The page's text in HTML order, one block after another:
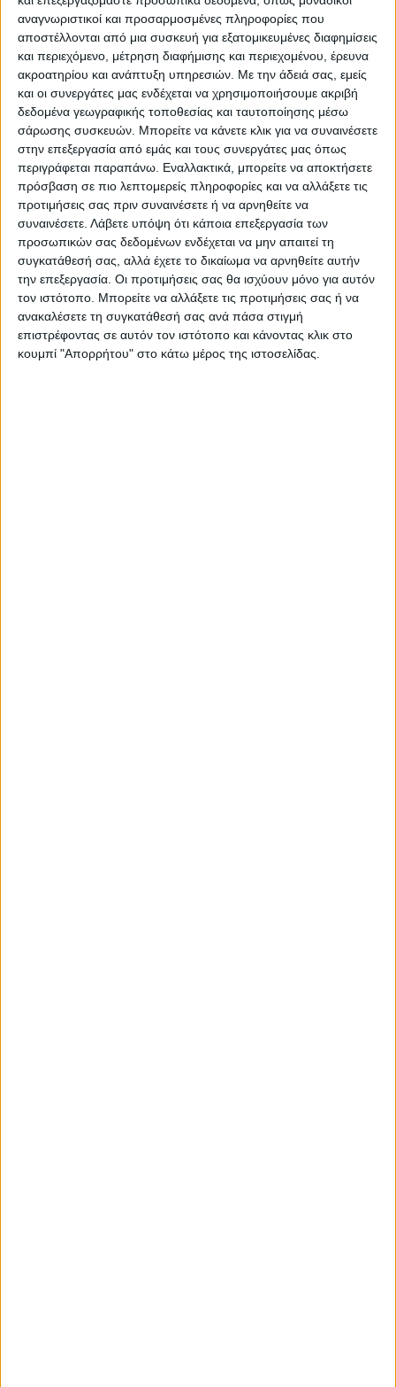
αναγνωριστικοί και προσαρμοσμένες πληροφορίες που
αποστέλλονται από μια συσκευή για εξατομικευμένες διαφημίσεις
και περιεχόμενο, μέτρηση διαφήμισης και περιεχομένου, έρευνα
ακροατηρίου και ανάπτυξη υπηρεσιών. Με την άδειά σας, εμείς
και οι συνεργάτες μας ενδέχεται να χρησιμοποιήσουμε ακριβή
δεδομένα γεωγραφικής τοποθεσίας και ταυτοποίησης μέσω
σάρωσης συσκευών. Μπορείτε να κάνετε κλικ για να συναινέσετε
στην επεξεργασία από εμάς και τους συνεργάτες μας όπως
περιγράφεται παραπάνω. Εναλλακτικά, μπορείτε να αποκτήσετε
πρόσβαση σε πιο λεπτομερείς πληροφορίες και να αλλάξετε τις
προτιμήσεις σας πριν συναινέσετε ή να αρνηθείτε να
συναινέσετε. Λάβετε υπόψη ότι κάποια επεξεργασία των
προσωπικών σας δεδομένων ενδέχεται να μην απαιτεί τη
συγκατάθεσή σας, αλλά έχετε το δικαίωμα να αρνηθείτε αυτήν
την επεξεργασία. Οι προτιμήσεις σας θα ισχύουν μόνο για αυτόν
τον ιστότοπο. Μπορείτε να αλλάξετε τις προτιμήσεις σας ή να
ανακαλέσετε τη συγκατάθεσή σας ανά πάσα στιγμή
επιστρέφοντας σε αυτόν τον ιστότοπο και κάνοντας κλικ στο
κουμπί "Απορρήτου" στο κάτω μέρος της ιστοσελίδας.
ΠΡΟΗΓΟΥΜΕΝΟ ΑΡΘΡΟ
Σε κατάσταση Έκτακτης
Ανάγκης Πολιτικής
Προστασίας παραμένει ο Ν.
Καρδίτσας
ΕΠΟΜΕΝΟ ΑΡΘΡΟ
Live το πόρισμα για τα Τέμπη:
Ανθρώπινα λάθη και
παθογένειες -Περαιτέρω
έρευνα για άγνωστο καύσιμο
και πυρόσφαιρα
ΝΕΟΣ ΑΓΩΝ
https://neosagon.gr
Η Αρχαιότερη Καθημερινή Πρωινή Εφημερίδα της Καρδίτσας